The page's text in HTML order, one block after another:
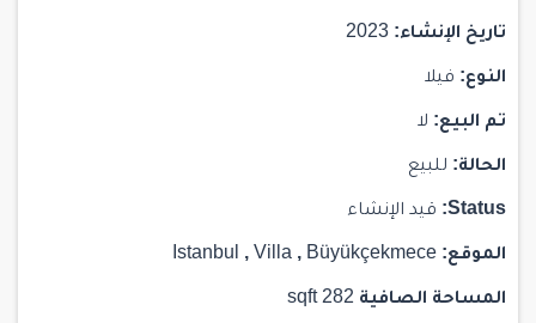
تاريخ الإنشاء:
النوع: فيلا
تم البيع:
الحالة:
Status: قيد الإنشاء
الموقع: Istanbul , Villa , Büyükçekmece
المساحة الصافية